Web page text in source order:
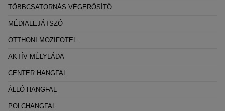
TÖBBCSATORNÁS VÉGERŐSÍTŐ
MÉDIALEJÁTSZÓ
OTTHONI MOZIFOTEL
AKTÍV MÉLYLÁDA
CENTER HANGFAL
ÁLLÓ HANGFAL
POLCHANGFAL